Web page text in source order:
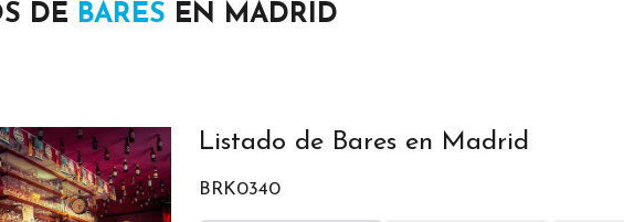
DE BARES EN MADRID
Listado de Bares en Madrid
BRK0340